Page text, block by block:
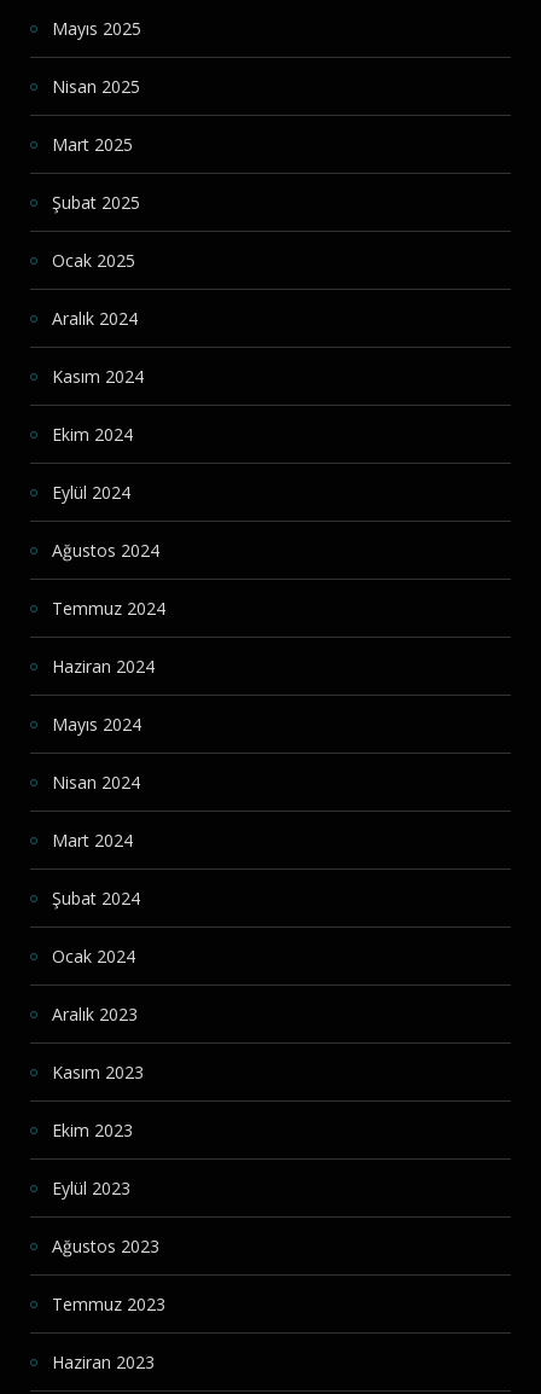
Mayıs 2025
Nisan 2025
Mart 2025
Şubat 2025
Ocak 2025
Aralık 2024
Kasım 2024
Ekim 2024
Eylül 2024
Ağustos 2024
Temmuz 2024
Haziran 2024
Mayıs 2024
Nisan 2024
Mart 2024
Şubat 2024
Ocak 2024
Aralık 2023
Kasım 2023
Ekim 2023
Eylül 2023
Ağustos 2023
Temmuz 2023
Haziran 2023